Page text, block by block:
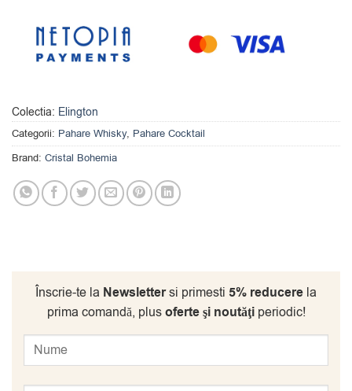
Colectia: Elington
Categorii: Pahare Whisky, Pahare Cocktail
Brand: Cristal Bohemia
Înscrie-te la Newslettersi primesti 5% reducere la
prima comandă, plusoferte şi noutăţiperiodic!